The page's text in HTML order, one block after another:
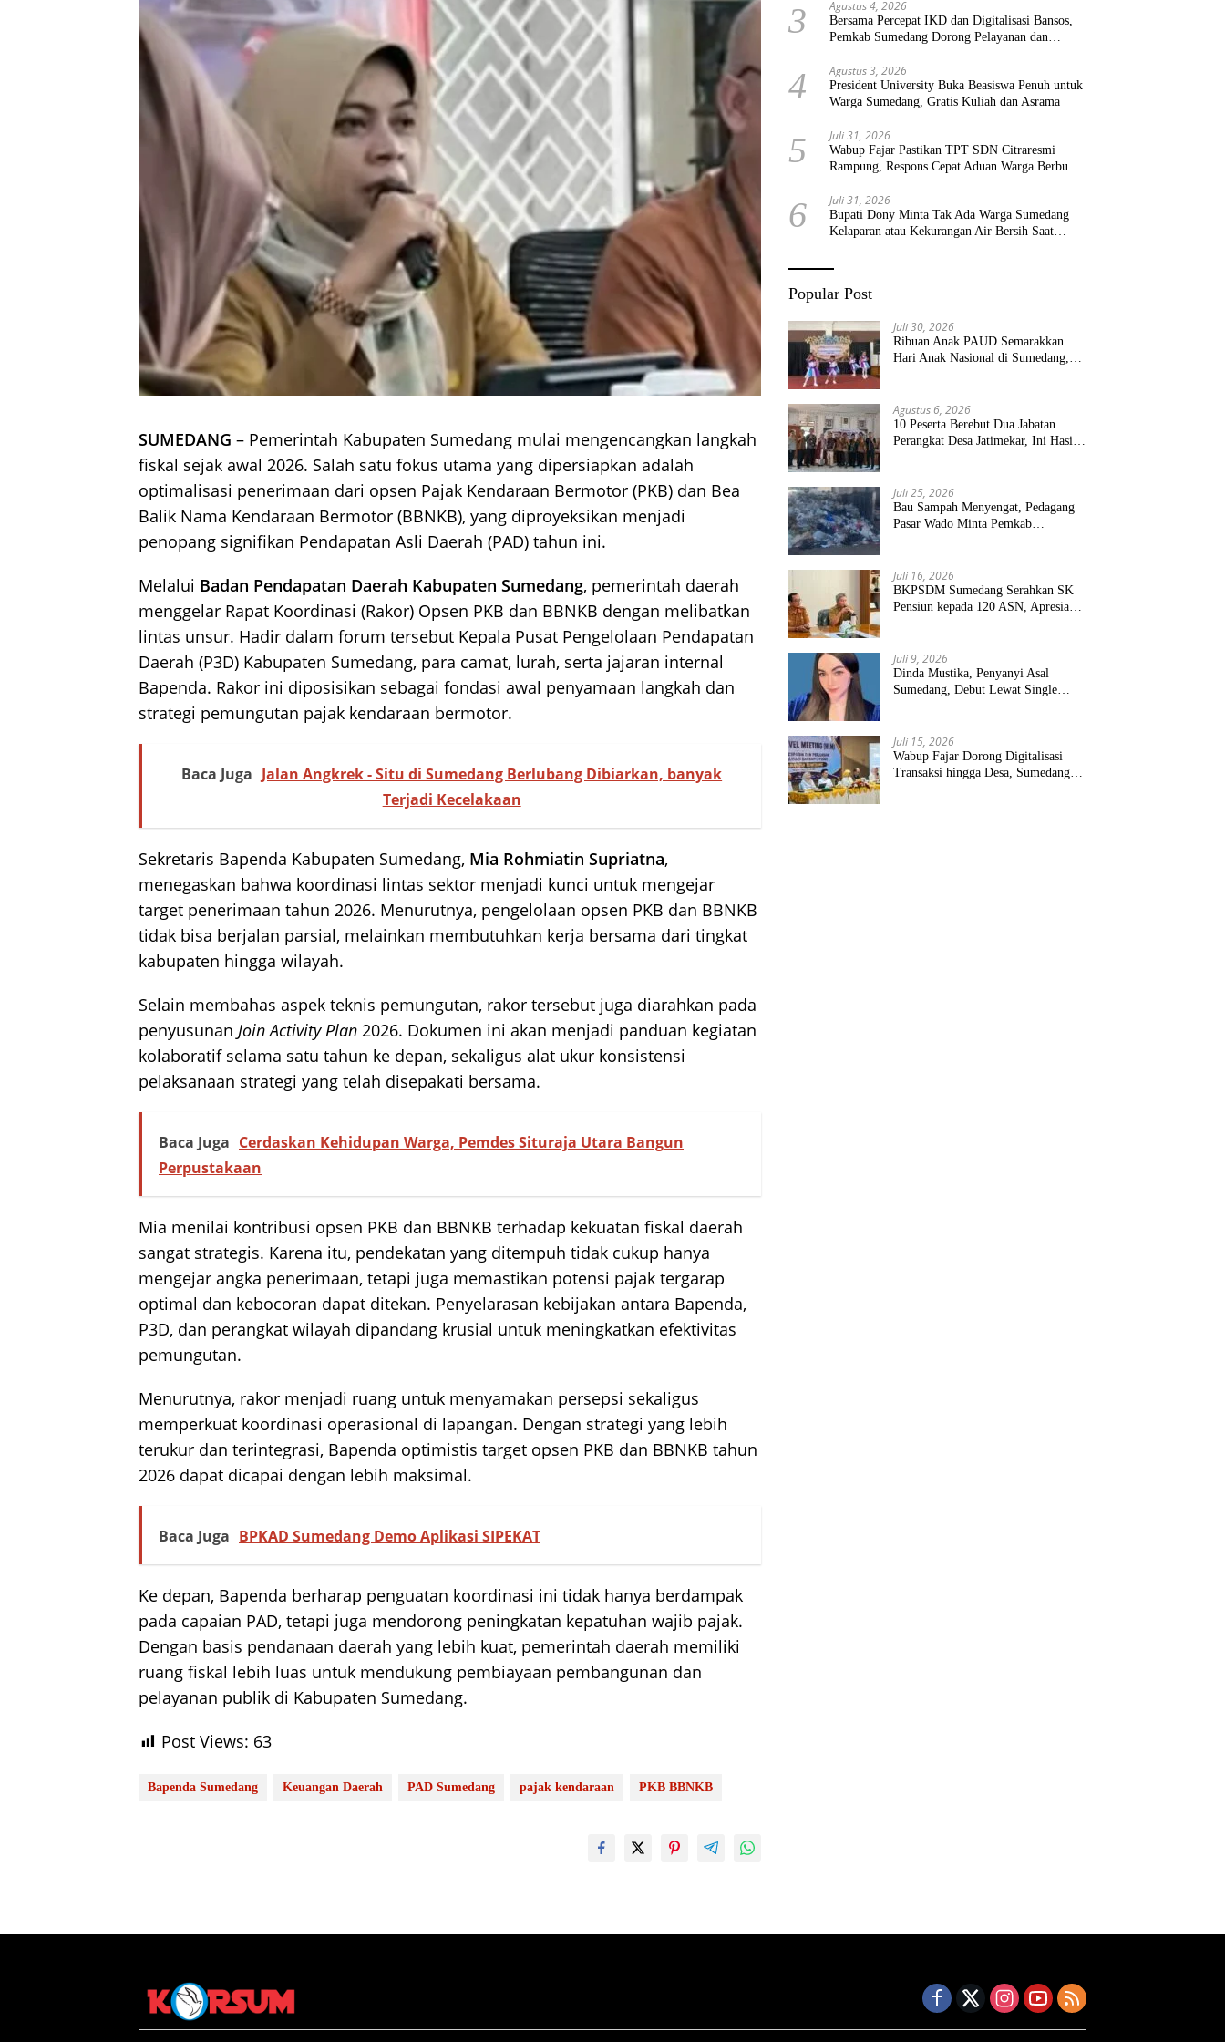
SUMEDANG – Pemerintah Kabupaten Sumedang mulai mengencangkan langkah
fiskal sejak awal 2026. Salah satu fokus utama yang dipersiapkan adalah
optimalisasi penerimaan dari opsen Pajak Kendaraan Bermotor (PKB) dan Bea
Balik Nama Kendaraan Bermotor (BBNKB), yang diproyeksikan menjadi
penopang signifikan Pendapatan Asli Daerah (PAD) tahun ini.
Melalui Badan Pendapatan Daerah Kabupaten Sumedang, pemerintah daerah
menggelar Rapat Koordinasi (Rakor) Opsen PKB dan BBNKB dengan melibatkan
lintas unsur. Hadir dalam forum tersebut Kepala Pusat Pengelolaan Pendapatan
Daerah (P3D) Kabupaten Sumedang, para camat, lurah, serta jajaran internal
Bapenda. Rakor ini diposisikan sebagai fondasi awal penyamaan langkah dan
strategi pemungutan pajak kendaraan bermotor.
Baca Juga Jalan Angkrek - Situ di Sumedang Berlubang Dibiarkan, banyak
Terjadi Kecelakaan
Sekretaris Bapenda Kabupaten Sumedang, Mia Rohmiatin Supriatna,
menegaskan bahwa koordinasi lintas sektor menjadi kunci untuk mengejar
target penerimaan tahun 2026. Menurutnya, pengelolaan opsen PKB dan BBNKB
tidak bisa berjalan parsial, melainkan membutuhkan kerja bersama dari tingkat
kabupaten hingga wilayah.
Selain membahas aspek teknis pemungutan, rakor tersebut juga diarahkan pada
penyusunan Join Activity Plan 2026. Dokumen ini akan menjadi panduan kegiatan
kolaboratif selama satu tahun ke depan, sekaligus alat ukur konsistensi
pelaksanaan strategi yang telah disepakati bersama.
Baca Juga Cerdaskan Kehidupan Warga, Pemdes Situraja Utara Bangun
Perpustakaan
Mia menilai kontribusi opsen PKB dan BBNKB terhadap kekuatan fiskal daerah
sangat strategis. Karena itu, pendekatan yang ditempuh tidak cukup hanya
mengejar angka penerimaan, tetapi juga memastikan potensi pajak tergarap
optimal dan kebocoran dapat ditekan. Penyelarasan kebijakan antara Bapenda,
P3D, dan perangkat wilayah dipandang krusial untuk meningkatkan efektivitas
pemungutan.
Menurutnya, rakor menjadi ruang untuk menyamakan persepsi sekaligus
memperkuat koordinasi operasional di lapangan. Dengan strategi yang lebih
terukur dan terintegrasi, Bapenda optimistis target opsen PKB dan BBNKB tahun
2026 dapat dicapai dengan lebih maksimal.
Baca Juga BPKAD Sumedang Demo Aplikasi SIPEKAT
Ke depan, Bapenda berharap penguatan koordinasi ini tidak hanya berdampak
pada capaian PAD, tetapi juga mendorong peningkatan kepatuhan wajib pajak.
Dengan basis pendanaan daerah yang lebih kuat, pemerintah daerah memiliki
ruang fiskal lebih luas untuk mendukung pembiayaan pembangunan dan
pelayanan publik di Kabupaten Sumedang.
Post Views: 63
Bapenda Sumedang Keuangan Daerah PAD Sumedang pajak kendaraan PKB BBNKB
3 Agustus 4, 2026
Bersama Percepat IKD dan Digitalisasi Bansos,
Pemkab Sumedang Dorong Pelayanan dan
4 Agustus 3, 2026
President University Buka Beasiswa Penuh untuk
Warga Sumedang, Gratis Kuliah dan Asrama
5 Juli 31, 2026
Wabup Fajar Pastikan TPT SDN Citraresmi
Rampung, Respons Cepat Aduan Warga Berbuah
6 Juli 31, 2026
Bupati Dony Minta Tak Ada Warga Sumedang
Kelaparan atau Kekurangan Air Bersih Saat
Popular Post
Juli 30, 2026
Ribuan Anak PAUD Semarakkan
Hari Anak Nasional di Sumedang,
Agustus 6, 2026
10 Peserta Berebut Dua Jabatan
Perangkat Desa Jatimekar, Ini Hasil
Juli 25, 2026
Bau Sampah Menyengat, Pedagang
Pasar Wado Minta Pemkab
Juli 16, 2026
BKPSDM Sumedang Serahkan SK
Pensiun kepada 120 ASN, Apresiasi
Juli 9, 2026
Dinda Mustika, Penyanyi Asal
Sumedang, Debut Lewat Single
Juli 15, 2026
Wabup Fajar Dorong Digitalisasi
Transaksi hingga Desa, Sumedang